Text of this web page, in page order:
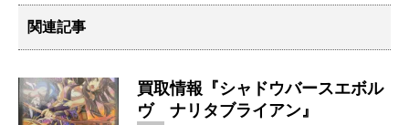
関連記事
買取情報『シャドウバースエボル
ヴ ナリタブライアン』